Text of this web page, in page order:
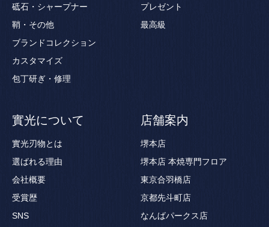
砥石・シャープナー
鞘・その他
ブランドコレクション
カスタマイズ
包丁研ぎ・修理
プレゼント
最高級
實光について
實光刃物とは
選ばれる理由
会社概要
受賞歴
SNS
店舗案内
堺本店
堺本店 本焼専門フロア
東京合羽橋店
京都先斗町店
なんばパークス店